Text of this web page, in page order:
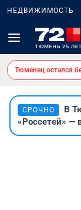
НЕДВИЖИМОСТЬ
Тюменец остался
СРОЧНО
В
«Россетей» —